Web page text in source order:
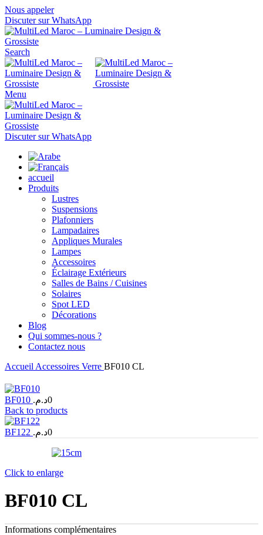
Nous appeler
Discuter sur WhatsApp
Search
Menu
Discuter sur WhatsApp
accueil
Produits
Lustres
Suspensions
Plafonniers
Lampadaires
Appliques Murales
Lampes
Accessoires
Éclairage Extérieurs
Salles de Bains / Cuisines
Solaires
Spot LED
Décorations
Blog
Qui sommes-nous ?
Contactez nous
Accueil Accessoires Verre BF010 CL
BF010 0د.م.
Back to products
BF122 0د.م.
Click to enlarge
BF010 CL
Informations complémentaires